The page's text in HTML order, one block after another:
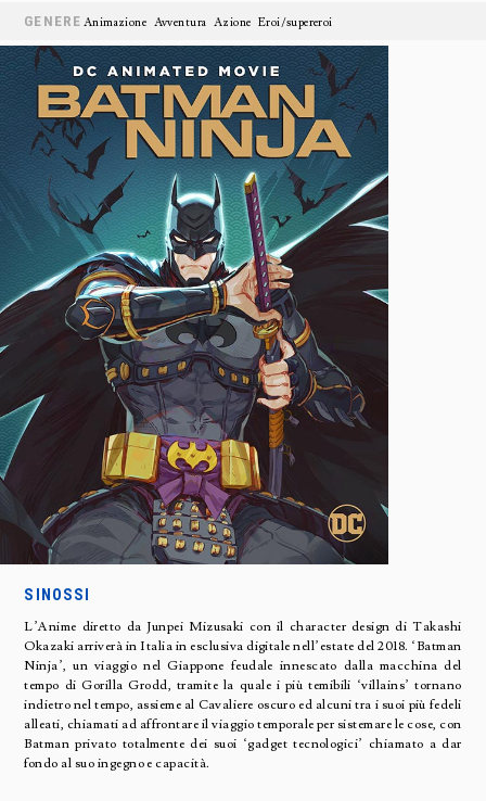
GENERE Animazione Avventura Azione Eroi/supereroi
SINOSSI
L’Anime diretto da Junpei Mizusaki con il character design di Takashi
Okazaki arriverà in Italia in esclusiva digitale nell’estate del 2018. ‘Batman
Ninja’, un viaggio nel Giappone feudale innescato dalla macchina del
tempo di Gorilla Grodd, tramite la quale i più temibili ‘villains’ tornano
indietro nel tempo, assieme al Cavaliere oscuro ed alcuni tra i suoi più fedeli
alleati, chiamati ad affrontare il viaggio temporale per sistemare le cose, con
Batman privato totalmente dei suoi ‘gadget tecnologici’ chiamato a dar
fondo al suo ingegno e capacità.